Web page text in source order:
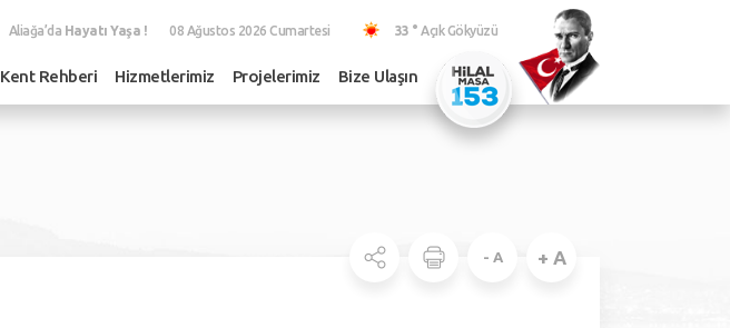
Aliağa’da Hayatı Yaşa ! 08 Ağustos 2026 Cumartesi 33 ° Açık Gökyüzü
Kent Rehberi Hizmetlerimiz Projelerimiz Bize Ulaşın
- A + A